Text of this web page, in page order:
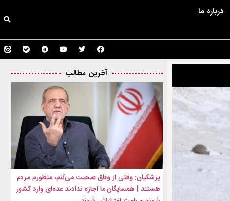
درباره ما
آخرین مطالب
پزشکیان: وقتی از وفاق صحبت می‌کنم، منظورم مردم
هستند | همسایگان ما اجازه ندادند عده‌ای وارد کشور